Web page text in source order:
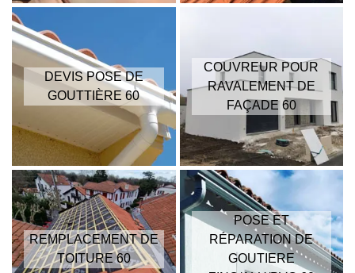
DEVIS POSE DE
GOUTTIÈRE 60
COUVREUR POUR
RAVALEMENT DE
FAÇADE 60
REMPLACEMENT DE
TOITURE 60
POSE ET
RÉPARATION DE
GOUTIERE